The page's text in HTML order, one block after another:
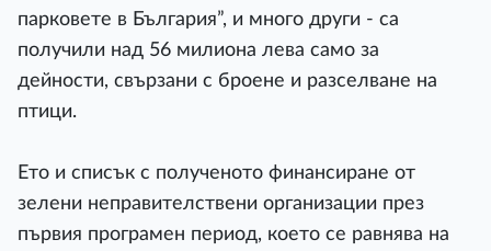
парковете в България”, и много други - са
получили над 56 милиона лева само за
дейности, свързани с броене и разселване на
птици.
Ето и списък с полученото финансиране от
зелени неправителствени организации през
първия програмен период, което се равнява на